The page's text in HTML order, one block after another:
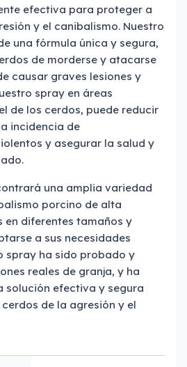
efectiva para proteger a
y el canibalismo. Nuestro
una fórmula única y segura,
de morderse y atacarse
causar graves lesiones y
spray en áreas
de los cerdos, puede reducir
incidencia de
y asegurar la salud y
una amplia variedad
porcino de alta
en diferentes tamaños y
a sus necesidades
spray ha sido probado y
reales de granja, y ha
solución efectiva y segura
de la agresión y el